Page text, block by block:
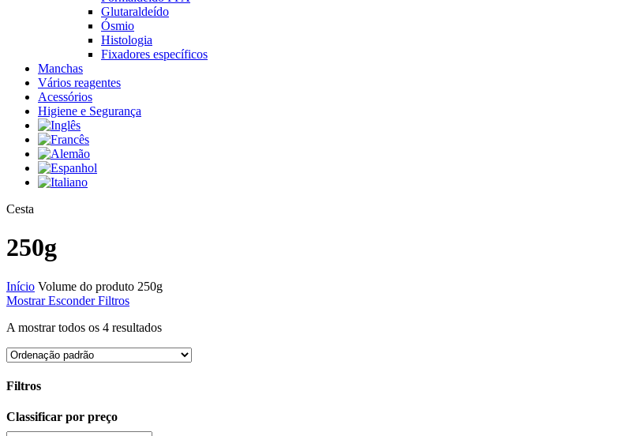
Glutaraldeído
Ósmio
Histologia
Fixadores específicos
Manchas
Vários reagentes
Acessórios
Higiene e Segurança
Cesta
250g
Início Volume do produto 250g
Mostrar Esconder Filtros
A mostrar todos os 4 resultados
Filtros
Close
Classificar por preço